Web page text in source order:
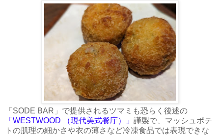
「SODE BAR」で提供されるツマミも恐らく後述の
「WESTWOOD （現代美式餐庁）」 謹製で、マッシュポテ
トの肌理の細かさや衣の薄さなど冷凍食品では表現できな